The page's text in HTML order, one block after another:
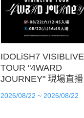
IDOLiSH7 VISIBLIVE
TOUR "4WARD
JOURNEY" 現場直播
2026/08/22 ~ 2026/08/22